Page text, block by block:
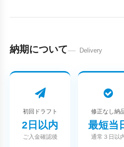
納期について Delivery
初回ドラフト
2日以内
ご入金確認後
修正なし納
最短当
通常３日以